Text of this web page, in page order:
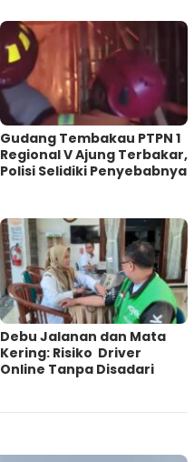
Gudang Tembakau PTPN 1
Regional V Ajung Terbakar,
Polisi Selidiki Penyebabnya
Debu Jalanan dan Mata
Kering: Risiko Driver
Online Tanpa Disadari